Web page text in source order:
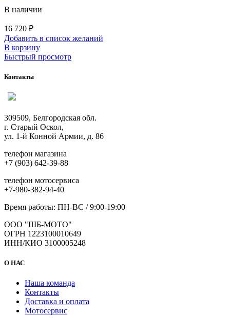
В наличии
16 720 ₽
Добавить в список желаний
В корзину
Быстрый просмотр
Контакты
309509, Белгородская обл.
г. Старый Оскол,
ул. 1-й Конной Армии, д. 86
телефон магазина
+7 (903) 642-39-88
телефон мотосервиса
+7-980-382-94-40
Время работы: ПН-ВС / 9:00-19:00
ООО "ШБ-МОТО"
ОГРН 1223100010649
ИНН/КИО 3100005248
О НАС
Наша команда
Контакты
Доставка и оплата
Мотосервис